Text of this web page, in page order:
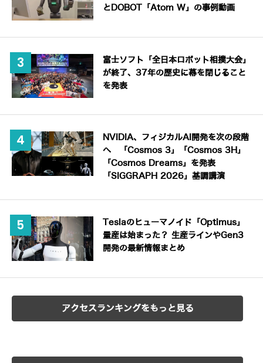
とDOBOT「Atom W」の事例動画
富士ソフト「全日本ロボット相撲大会」
が終了、37年の歴史に幕を閉じること
を発表
NVIDIA、フィジカルAI開発を次の段階
へ 「Cosmos 3」「Cosmos 3H」
「Cosmos Dreams」を発表
「SIGGRAPH 2026」基調講演
Teslaのヒューマノイド「Optimus」
量産は始まった？ 生産ラインやGen3
開発の最新情報まとめ
アクセスランキングをもっと見る